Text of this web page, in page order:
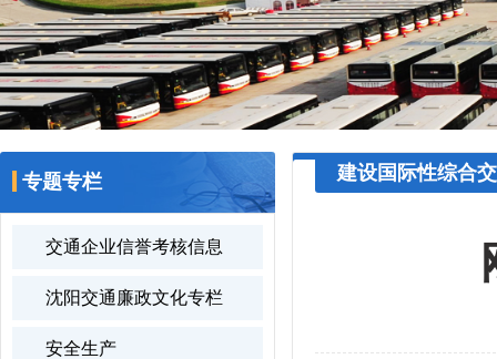
专题专栏
交通企业信誉考核信息
沈阳交通廉政文化专栏
安全生产
建设国际性综合